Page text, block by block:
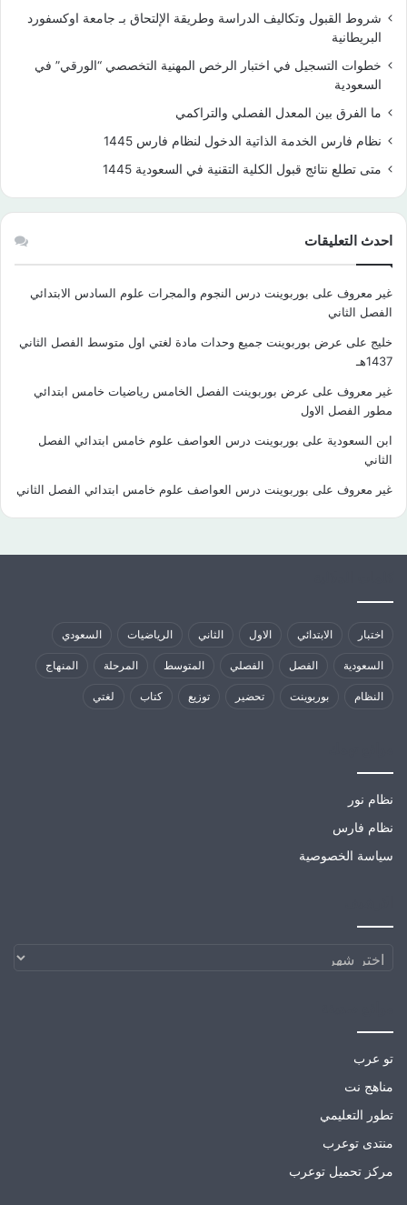
شروط القبول وتكاليف الدراسة وطريقة الإلتحاق بـ جامعة اوكسفورد
البريطانية
خطوات التسجيل في اختبار الرخص المهنية التخصصي “الورقي” في
السعودية
ما الفرق بين المعدل الفصلي والتراكمي
نظام فارس الخدمة الذاتية الدخول لنظام فارس 1445
متى تطلع نتائج قبول الكلية التقنية في السعودية 1445
احدث التعليقات
غير معروف على بوربوينت درس النجوم والمجرات علوم السادس الابتدائي
الفصل الثاني
خليج على عرض بوربوينت جميع وحدات مادة لغتي اول متوسط الفصل الثاني
1437هـ
غير معروف على عرض بوربوينت الفصل الخامس رياضيات خامس ابتدائي
مطور الفصل الاول
ابن السعودية على بوربوينت درس العواصف علوم خامس ابتدائي الفصل
الثاني
غير معروف على بوربوينت درس العواصف علوم خامس ابتدائي الفصل الثاني
اختبار الابتدائي الاول الثاني الرياضيات السعودي
السعودية الفصل الفصلي المتوسط المرحلة المنهاج
النظام بوربوينت تحضير توزيع كتاب لغتي
نظام نور
نظام فارس
سياسة الخصوصية
الارشيف
تو عرب
مناهج نت
تطور التعليمي
منتدى توعرب
مركز تحميل توعرب